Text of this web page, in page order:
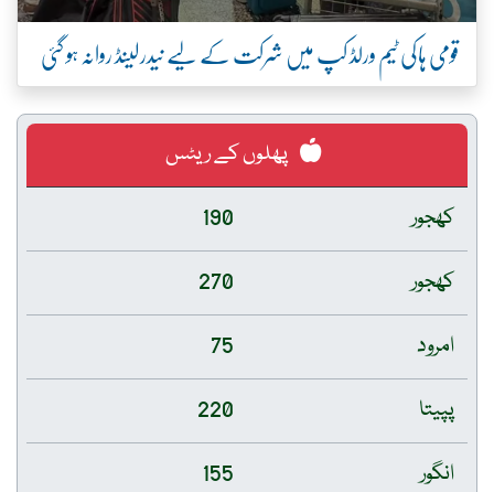
قومی ہاکی ٹیم ورلڈ کپ میں شرکت کے لیے نیدرلینڈ روانہ ہو گئی
پھلوں کے ریٹس
کھجور
190
کھجور
270
امرود
75
پپیتا
220
انگور
155